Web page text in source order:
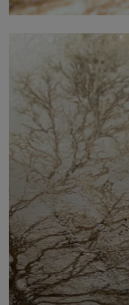
zichtbaar zijn. De
vorm, ongeveer
kelderzwam er al
door de sporen
Meer